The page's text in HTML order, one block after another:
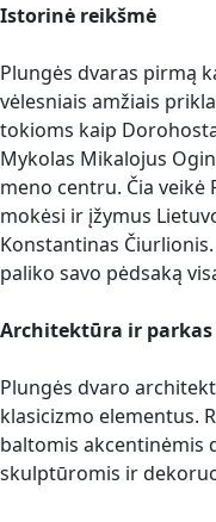
Istorinė reikšmė
Plungės dvaras pirmą
vėlesniais amžiais
tokioms kaip
Mykolas Mikalojus
meno centru. Čia
mokėsi ir įžymus
Konstantinas
paliko savo pėdsaką
Architektūra ir parkas
Plungės dvaro
klasicizmo elementus.
baltomis akcentinėmis
skulptūromis ir